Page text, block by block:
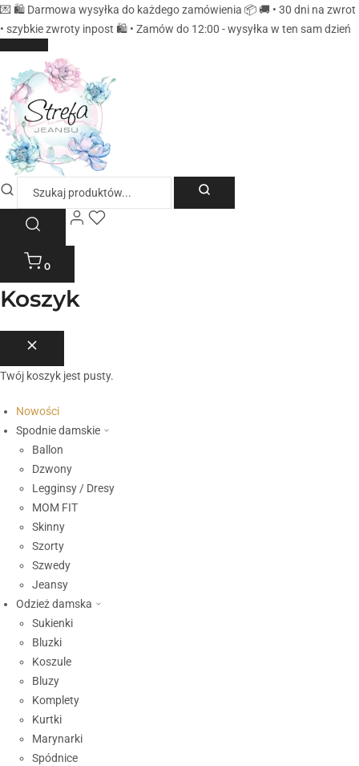
💌 🛍️ Darmowa wysyłka do każdego zamówienia 📦 🚚 • 30 dni na zwrot
• szybkie zwroty inpost 🛍️ • Zamów do 12:00 - wysyłka w ten sam dzień
0
Koszyk
Twój koszyk jest pusty.
Nowości
Spodnie damskie
Ballon
Dzwony
Legginsy / Dresy
MOM FIT
Skinny
Szorty
Szwedy
Jeansy
Odzież damska
Sukienki
Bluzki
Koszule
Bluzy
Komplety
Kurtki
Marynarki
Spódnice